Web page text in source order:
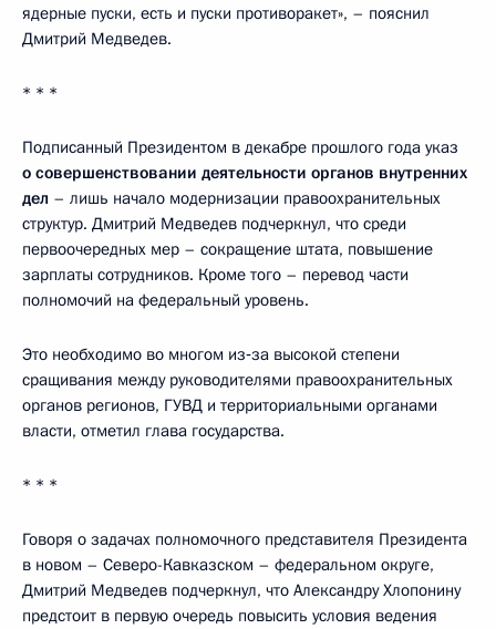
ядерные пуски, есть и пуски противоракет», – пояснил
Дмитрий Медведев.
* * *
Подписанный Президентом в декабре прошлого года указ
о совершенствовании деятельности органов внутренних
дел – лишь начало модернизации правоохранительных
структур. Дмитрий Медведев подчеркнул, что среди
первоочередных мер – сокращение штата, повышение
зарплаты сотрудников. Кроме того – перевод части
полномочий на федеральный уровень.
Это необходимо во многом из‑за высокой степени
сращивания между руководителями правоохранительных
органов регионов, ГУВД и территориальными органами
власти, отметил глава государства.
* * *
Говоря о задачах полномочного представителя Президента
в новом – Северо-Кавказском – федеральном округе,
Дмитрий Медведев подчеркнул, что Александру Хлопонину
предстоит в первую очередь повысить условия ведения